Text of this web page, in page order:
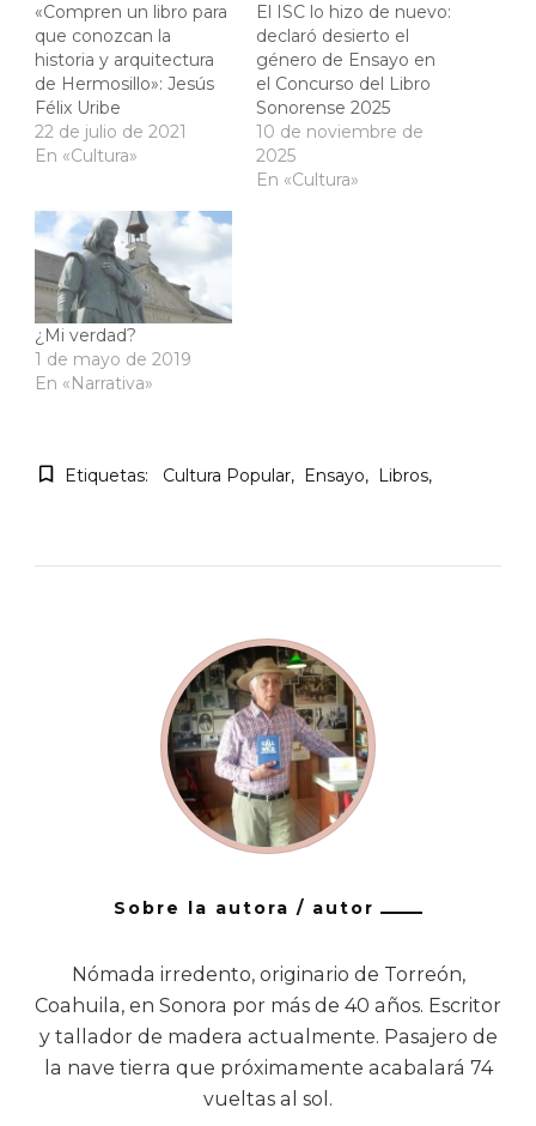
«Compren un libro para
que conozcan la
historia y arquitectura
de Hermosillo»: Jesús
Félix Uribe
22 de julio de 2021
En «Cultura»
El ISC lo hizo de nuevo:
declaró desierto el
género de Ensayo en
el Concurso del Libro
Sonorense 2025
10 de noviembre de
2025
En «Cultura»
¿Mi verdad?
1 de mayo de 2019
En «Narrativa»
Etiquetas: Cultura Popular Ensayo Libros
Sobre la autora / autor
Nómada irredento, originario de Torreón,
Coahuila, en Sonora por más de 40 años. Escritor
y tallador de madera actualmente. Pasajero de
la nave tierra que próximamente acabalará 74
vueltas al sol.